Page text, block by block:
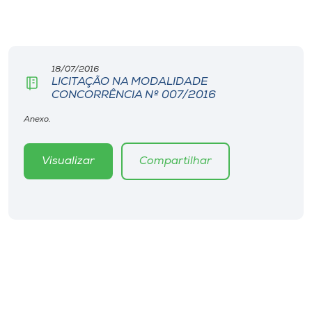
Unoesc
18/07/2016
LICITAÇÃO NA MODALIDADE
CONCORRÊNCIA Nº 007/2016
Anexo.
Visualizar Compartilhar